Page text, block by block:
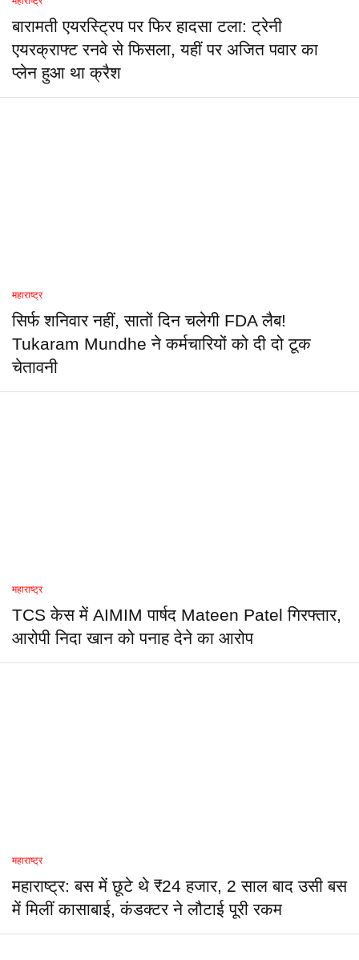
बारामती एयरस्ट्रिप पर फिर हादसा टला: ट्रेनी
एयरक्राफ्ट रनवे से फिसला, यहीं पर अजित पवार का
प्लेन हुआ था क्रैश
महाराष्ट्र
सिर्फ शनिवार नहीं, सातों दिन चलेगी FDA लैब!
Tukaram Mundhe ने कर्मचारियों को दी दो टूक
चेतावनी
महाराष्ट्र
TCS केस में AIMIM पार्षद Mateen Patel गिरफ्तार,
आरोपी निदा खान को पनाह देने का आरोप
महाराष्ट्र
महाराष्ट्र: बस में छूटे थे ₹24 हजार, 2 साल बाद उसी बस
में मिलीं कासाबाई, कंडक्टर ने लौटाई पूरी रकम